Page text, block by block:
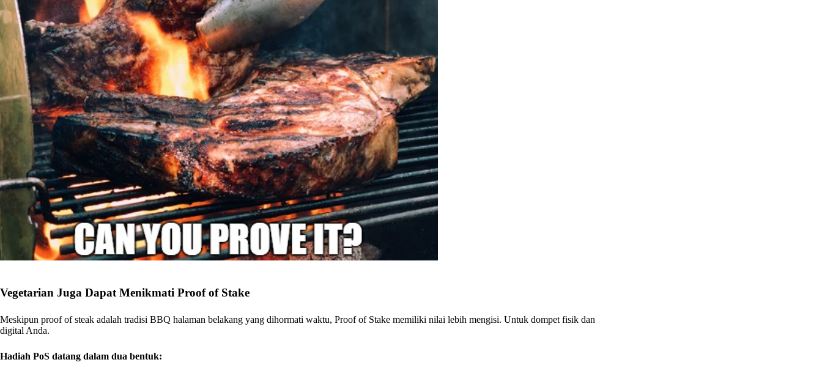
Vegetarian Juga Dapat Menikmati Proof of Stake
Meskipun proof of steak adalah tradisi BBQ halaman belakang yang dihormati waktu, Proof of Stake memiliki nilai lebih mengisi. Untuk dompet fisik dan
digital Anda.
Hadiah PoS datang dalam dua bentuk: